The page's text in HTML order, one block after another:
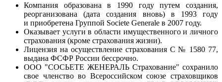
Компания образована в 1990 году путем создания,
реорганизована (дата создания вновь) в 1993 году
и приобретена Группой Societe Generale в 2007 году.
Оказывает услуги в области имущественного и личного
страхования (кроме страхования жизни).
Лицензия на осуществление страхования С № 1580 77,
выдана ФСФР России бессрочно.
ООО "СОСЬЕТЕ ЖЕНЕРАЛЬ Страхование" сохранило
свое членство во Всероссийском союзе страховщиков